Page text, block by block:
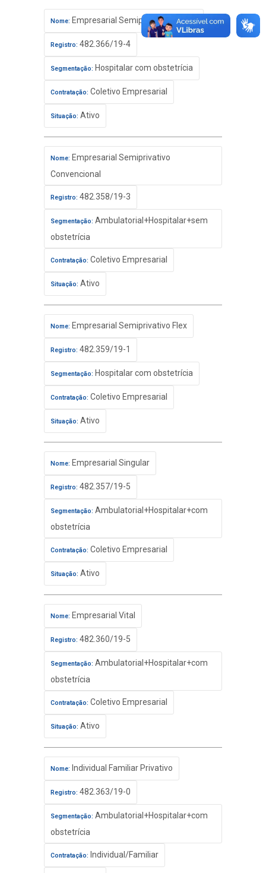
Nome: Empresarial Semiprivativo Básico
Registro: 482.366/19-4
Segmentação: Hospitalar com obstetrícia
Contratação: Coletivo Empresarial
Situação: Ativo
Nome: Empresarial Semiprivativo
Convencional
Registro: 482.358/19-3
Segmentação: Ambulatorial+Hospitalar+sem
obstetrícia
Contratação: Coletivo Empresarial
Situação: Ativo
Nome: Empresarial Semiprivativo Flex
Registro: 482.359/19-1
Segmentação: Hospitalar com obstetrícia
Contratação: Coletivo Empresarial
Situação: Ativo
Nome: Empresarial Singular
Registro: 482.357/19-5
Segmentação: Ambulatorial+Hospitalar+com
obstetrícia
Contratação: Coletivo Empresarial
Situação: Ativo
Nome: Empresarial Vital
Registro: 482.360/19-5
Segmentação: Ambulatorial+Hospitalar+com
obstetrícia
Contratação: Coletivo Empresarial
Situação: Ativo
Nome: Individual Familiar Privativo
Registro: 482.363/19-0
Segmentação: Ambulatorial+Hospitalar+com
obstetrícia
Contratação: Individual/Familiar